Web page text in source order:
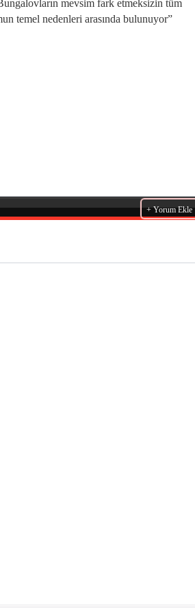
mevsim fark etmeksizin tüm
temel nedenleri arasında bulunuyor”
+ Yorum Ekle